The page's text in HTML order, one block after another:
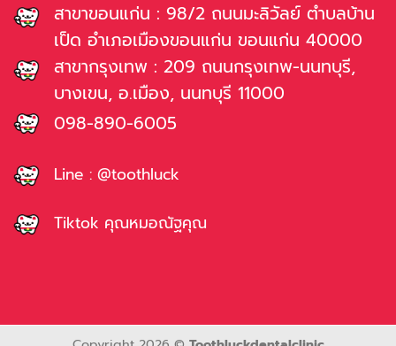
สาขาขอนแก่น : 98/2 ถนนมะลิวัลย์ ตำบลบ้าน
เป็ด อำเภอเมืองขอนแก่น ขอนแก่น 40000
สาขากรุงเทพ : 209 ถนนกรุงเทพ-นนทบุรี,
บางเขน, อ.เมือง, นนทบุรี 11000
098-890-6005
Line : @toothluck
Tiktok คุณหมอณัฐคุณ